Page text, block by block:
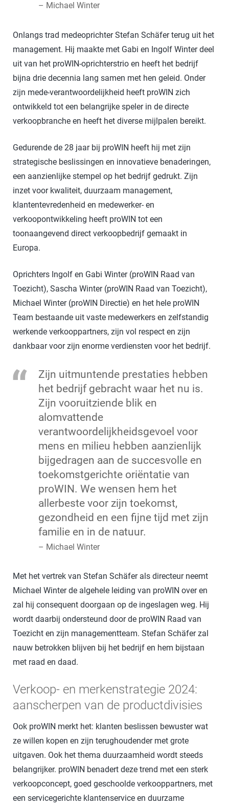
– Michael Winter
Onlangs trad medeoprichter Stefan Schäfer terug uit het
management. Hij maakte met Gabi en Ingolf Winter deel
uit van het proWIN-oprichterstrio en heeft het bedrijf
bijna drie decennia lang samen met hen geleid. Onder
zijn mede-verantwoordelijkheid heeft proWIN zich
ontwikkeld tot een belangrijke speler in de directe
verkoopbranche en heeft het diverse mijlpalen bereikt.
Gedurende de 28 jaar bij proWIN heeft hij met zijn
strategische beslissingen en innovatieve benaderingen,
een aanzienlijke stempel op het bedrijf gedrukt. Zijn
inzet voor kwaliteit, duurzaam management,
klantentevredenheid en medewerker- en
verkoopontwikkeling heeft proWIN tot een
toonaangevend direct verkoopbedrijf gemaakt in
Europa.
Oprichters Ingolf en Gabi Winter (proWIN Raad van
Toezicht), Sascha Winter (proWIN Raad van Toezicht),
Michael Winter (proWIN Directie) en het hele proWIN
Team bestaande uit vaste medewerkers en zelfstandig
werkende verkooppartners, zijn vol respect en zijn
dankbaar voor zijn enorme verdiensten voor het bedrijf.
Zijn uitmuntende prestaties hebben
het bedrijf gebracht waar het nu is.
Zijn vooruitziende blik en
alomvattende
verantwoordelijkheidsgevoel voor
mens en milieu hebben aanzienlijk
bijgedragen aan de succesvolle en
toekomstgerichte oriëntatie van
proWIN. We wensen hem het
allerbeste voor zijn toekomst,
gezondheid en een fijne tijd met zijn
familie en in de natuur.
– Michael Winter
Met het vertrek van Stefan Schäfer als directeur neemt
Michael Winter de algehele leiding van proWIN over en
zal hij consequent doorgaan op de ingeslagen weg. Hij
wordt daarbij ondersteund door de proWIN Raad van
Toezicht en zijn managementteam. Stefan Schäfer zal
nauw betrokken blijven bij het bedrijf en hem bijstaan
met raad en daad.
Verkoop- en merkenstrategie 2024:
aanscherpen van de productdivisies
Ook proWIN merkt het: klanten beslissen bewuster wat
ze willen kopen en zijn terughoudender met grote
uitgaven. Ook het thema duurzaamheid wordt steeds
belangrijker. proWIN benadert deze trend met een sterk
verkoopconcept, goed geschoolde verkooppartners, met
een servicegerichte klantenservice en duurzame